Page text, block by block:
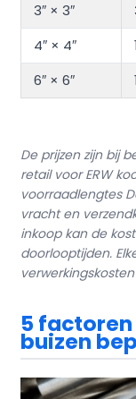
3″ × 3″
4″ × 4″
6″ × 6″
De prijzen zijn bij
retail voor ERW
voorraadlengtes
vracht en
inkoop kan de
doorlooptijden.
5
buizen